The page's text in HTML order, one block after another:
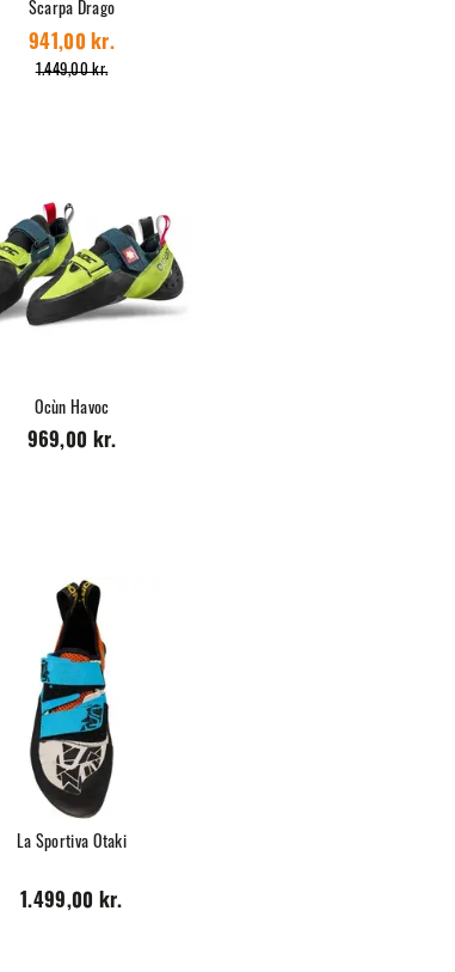
Scarpa Drago
1.449,00 kr.
941,00 kr.
Ocùn Havoc
969,00 kr.
La Sportiva Otaki
1.499,00 kr.